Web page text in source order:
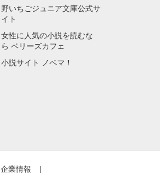
野いちごジュニア文庫公式サ
イト
女性に人気の小説を読むな
ら ベリーズカフェ
小説サイト ノベマ！
企業情報